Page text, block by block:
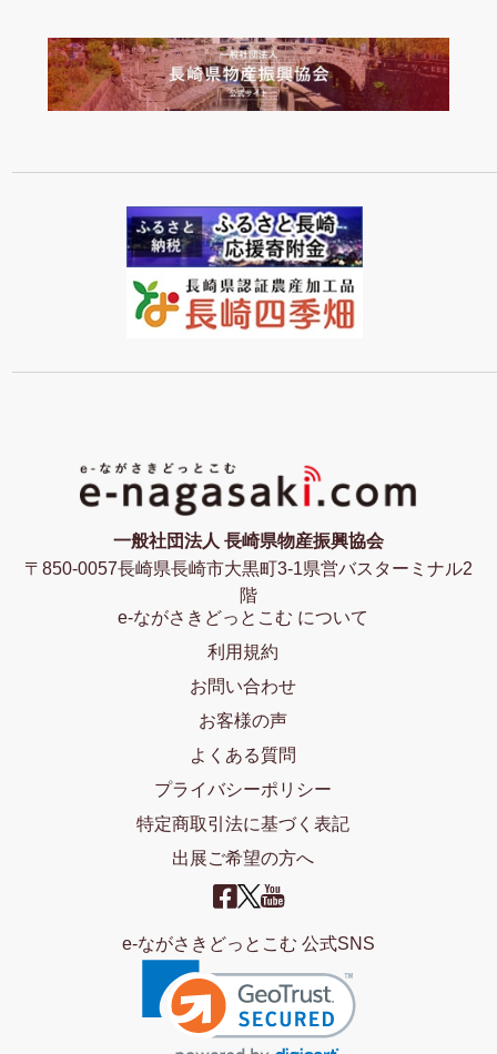
一般社団法人 長崎県物産振興協会
〒850-0057長崎県長崎市大黒町3-1県営バスターミナル2
階
e-ながさきどっとこむ について
利用規約
お問い合わせ
お客様の声
よくある質問
プライバシーポリシー
特定商取引法に基づく表記
出展ご希望の方へ
e-ながさきどっとこむ 公式SNS